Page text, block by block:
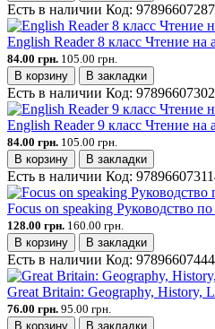
Есть в наличии Код:
English Reader 8 класс Чтение на
84.00 грн. 105.00 грн.
В корзину
В закладки
Есть в наличии Код:
English Reader 9 класс Чтение на
84.00 грн. 105.00 грн.
В корзину
В закладки
Есть в наличии Код:
Focus on speaking Руководство
128.00 грн. 160.00 грн.
В корзину
В закладки
Есть в наличии Код:
Great Britain: Geography, History,
76.00 грн. 95.00 грн.
В корзину
В закладки